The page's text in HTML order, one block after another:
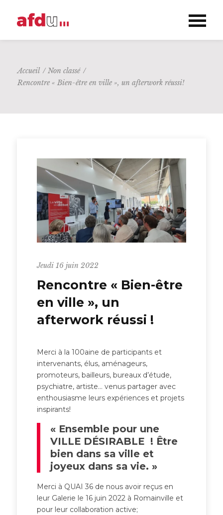
Accueil / Non classé /
Rencontre « Bien-être en ville », un afterwork réussi!
Jeudi 16 juin 2022
Rencontre « Bien-être
en ville », un
afterwork réussi !
Merci à la 100aine de participants et
intervenants, élus, aménageurs,
promoteurs, bailleurs, bureaux d’étude,
psychiatre, artiste… venus partager avec
enthousiasme leurs expériences et projets
inspirants!
« Ensemble pour une
VILLE DÉSIRABLE ! Être
bien dans sa ville et
joyeux dans sa vie. »
Merci à QUAI 36 de nous avoir reçus en
leur Galerie le 16 juin 2022 à Romainville et
pour leur collaboration active;